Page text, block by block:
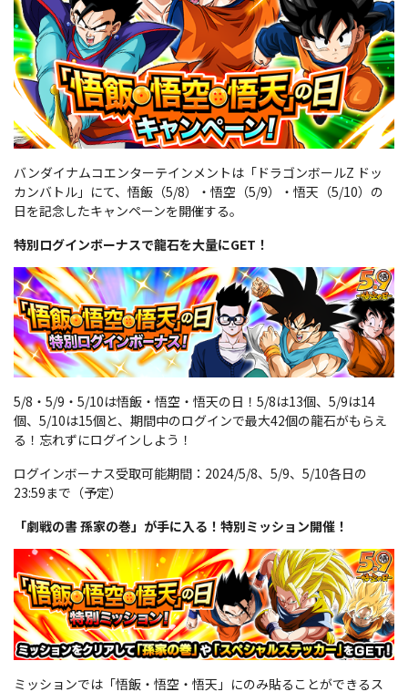
バンダイナムコエンターテインメントは「ドラゴンボールZ ドッ
カンバトル」にて、悟飯（5/8）・悟空（5/9）・悟天（5/10）の
日を記念したキャンペーンを開催する。
特別ログインボーナスで龍石を大量にGET！
5/8・5/9・5/10は悟飯・悟空・悟天の日！5/8は13個、5/9は14
個、5/10は15個と、期間中のログインで最大42個の龍石がもらえ
る！忘れずにログインしよう！
ログインボーナス受取可能期間：2024/5/8、5/9、5/10各日の
23:59まで（予定）
「劇戦の書 孫家の巻」が手に入る！特別ミッション開催！
ミッションでは「悟飯・悟空・悟天」にのみ貼ることができるス